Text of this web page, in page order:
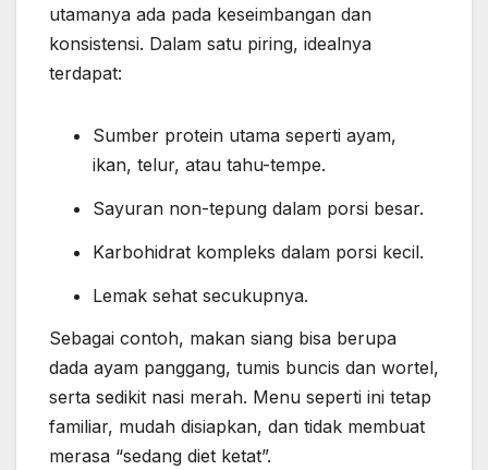
utamanya ada pada keseimbangan dan
konsistensi. Dalam satu piring, idealnya
terdapat:
Sumber protein utama seperti ayam,
ikan, telur, atau tahu-tempe.
Sayuran non-tepung dalam porsi besar.
Karbohidrat kompleks dalam porsi kecil.
Lemak sehat secukupnya.
Sebagai contoh, makan siang bisa berupa
dada ayam panggang, tumis buncis dan wortel,
serta sedikit nasi merah. Menu seperti ini tetap
familiar, mudah disiapkan, dan tidak membuat
merasa “sedang diet ketat”.